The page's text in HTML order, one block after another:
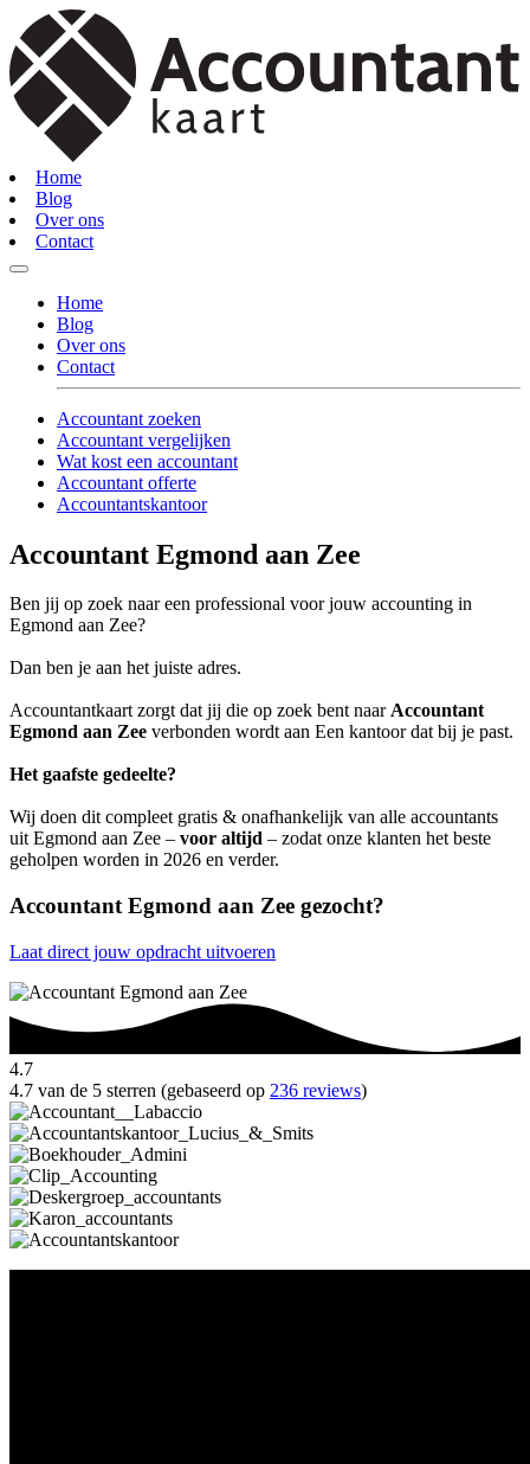
Home
Blog
Over ons
Contact
Home
Blog
Over ons
Contact
Accountant zoeken
Accountant vergelijken
Wat kost een accountant
Accountant offerte
Accountantskantoor
Accountant Egmond aan Zee
Ben jij op zoek naar een professional voor jouw accounting in
Egmond aan Zee?
Dan ben je aan het juiste adres.
Accountantkaart zorgt dat jij die op zoek bent naarAccountant
Egmond aan Zee verbonden wordt aan Een kantoor dat bij je past.
Het gaafste gedeelte?
Wij doen dit compleet gratis & onafhankelijk van alle accountants
uit Egmond aan Zee – voor altijd – zodat onze klanten het beste
geholpen worden in 2026 en verder.
Accountant Egmond aan Zee gezocht?
Laat direct jouw opdracht uitvoeren
4.7
4.7 van de 5 sterren (gebaseerd op 236 reviews)